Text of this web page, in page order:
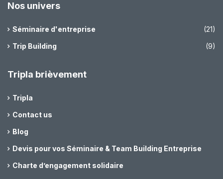
Nos univers
Séminaire d'entreprise
(21)
Trip Building
(9)
Tripla brièvement
Tripla
Contact us
Blog
Devis pour vos Séminaire & Team Building Entreprise
Charte d’engagement solidaire